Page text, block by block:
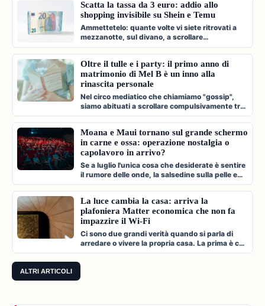
Scatta la tassa da 3 euro: addio allo
shopping invisibile su Shein e Temu
Ammettetelo: quante volte vi siete ritrovati a
mezzanotte, sul divano, a scrollare
compulsivamente l'app di Shein, Temu…
Oltre il tulle e i party: il primo anno di
matrimonio di Mel B è un inno alla
rinascita personale
Nel circo mediatico che chiamiamo "gossip",
siamo abituati a scrollare compulsivamente tra
paparazzate fugaci, divorzi a…
Moana e Maui tornano sul grande schermo
in carne e ossa: operazione nostalgia o
capolavoro in arrivo?
Se a luglio l'unica cosa che desiderate è sentire
il rumore delle onde, la salsedine sulla pelle e
cantare a squarciagol…
La luce cambia la casa: arriva la
plafoniera Matter economica che non fa
impazzire il Wi-Fi
Ci sono due grandi verità quando si parla di
arredare o vivere la propria casa. La prima è che
l'illuminazione è l'archi…
ALTRI ARTICOLI